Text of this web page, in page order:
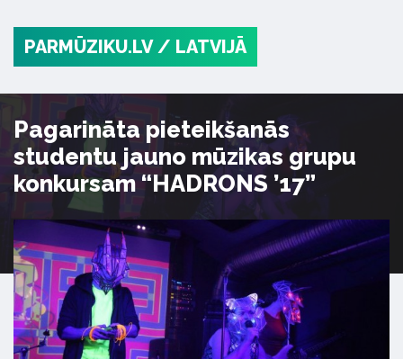
PARMŪZIKU.LV / LATVIJĀ
Pagarināta pieteikšanās
studentu jauno mūzikas grupu
konkursam “HADRONS ’17”